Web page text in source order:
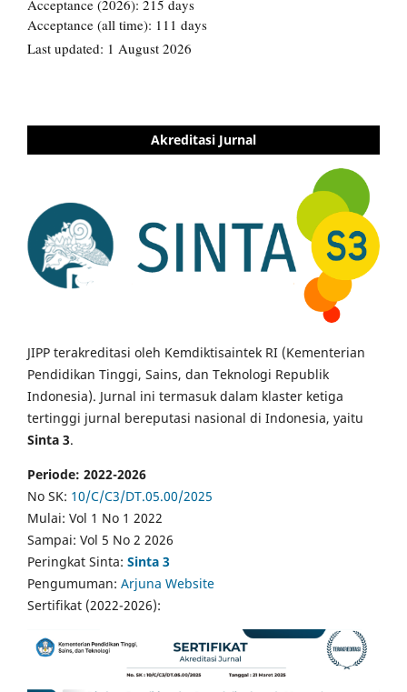
Akreditasi Jurnal
JIPP terakreditasi oleh Kemdiktisaintek RI (Kementerian
Pendidikan Tinggi, Sains, dan Teknologi Republik
Indonesia). Jurnal ini termasuk dalam klaster ketiga
tertinggi jurnal bereputasi nasional di Indonesia, yaitu
Sinta 3.
Periode: 2022-2026
No SK: 10/C/C3/DT.05.00/2025
Mulai: Vol 1 No 1 2022
Sampai: Vol 5 No 2 2026
Peringkat Sinta: Sinta 3
Pengumuman: Arjuna Website
Sertifikat (2022-2026):